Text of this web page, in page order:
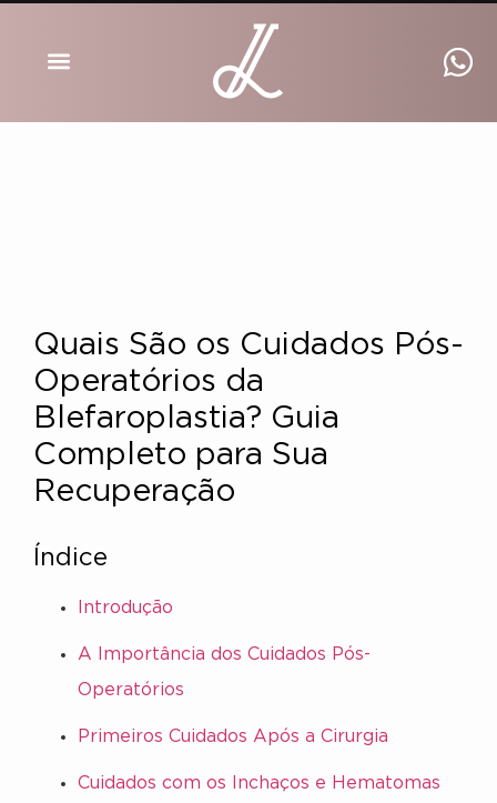
Quais São os Cuidados Pós-
Operatórios da
Blefaroplastia? Guia
Completo para Sua
Recuperação
Índice
Introdução
A Importância dos Cuidados Pós-
Operatórios
Primeiros Cuidados Após a Cirurgia
Cuidados com os Inchaços e Hematomas